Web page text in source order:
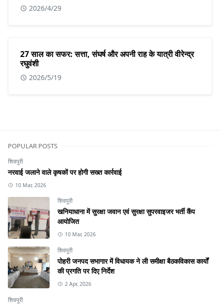
2026/4/29
27 साल का सफर: सत्ता, संघर्ष और अपनी राह के यात्री वीरेन्द्र
रघुवंशी
2026/5/19
POPULAR POSTS
शिवपुरी
नरवाई जलाने वाले कृषकों पर होगी सख्त कार्रवाई
10 Mar, 2026
शिवपुरी
खनियाधाना में सुरक्षा जवान एवं सुरक्षा सुपरवाइजर भर्ती कैंप
आयोजित
10 Mar, 2026
शिवपुरी
पोहरी जनपद सभागार में विधायक ने ली समीक्षा बैठकविकास कार्यों
की प्रगति पर दिए निर्देश
2 Apr, 2026
शिवपुरी